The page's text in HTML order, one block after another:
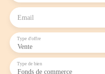
Email
Vente
Type d'offre
Fonds de commerce
Type de bien